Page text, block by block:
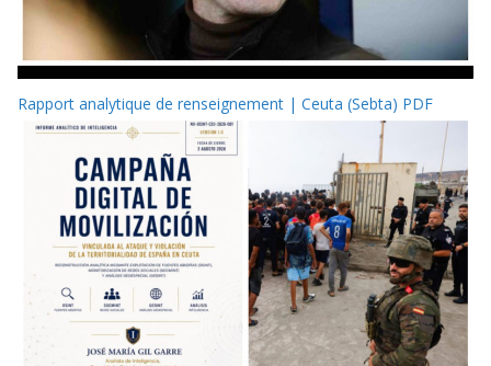
Rapport analytique de renseignement | Ceuta (Sebta) PDF